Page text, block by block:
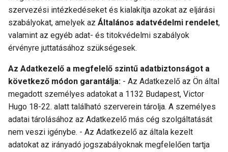
szervezési intézkedéseket és kialakítja azokat az eljárási
szabályokat, amelyek az Általános adatvédelmi rendelet,
valamint az egyéb adat- és titokvédelmi szabályok
érvényre juttatásához szükségesek.
Az Adatkezelő a megfelelő szintű adatbiztonságot a
következő módon garantálja: - Az Adatkezelő az Ön által
megadott személyes adatokat a 1132 Budapest, Victor
Hugo 18-22. alatt található szerverein tárolja. A személyes
adatai tárolásához az Adatkezelő más cég szolgáltatását
nem veszi igénybe. - Az Adatkezelő az általa kezelt
adatokat az irányadó jogszabályoknak megfelelően tartja